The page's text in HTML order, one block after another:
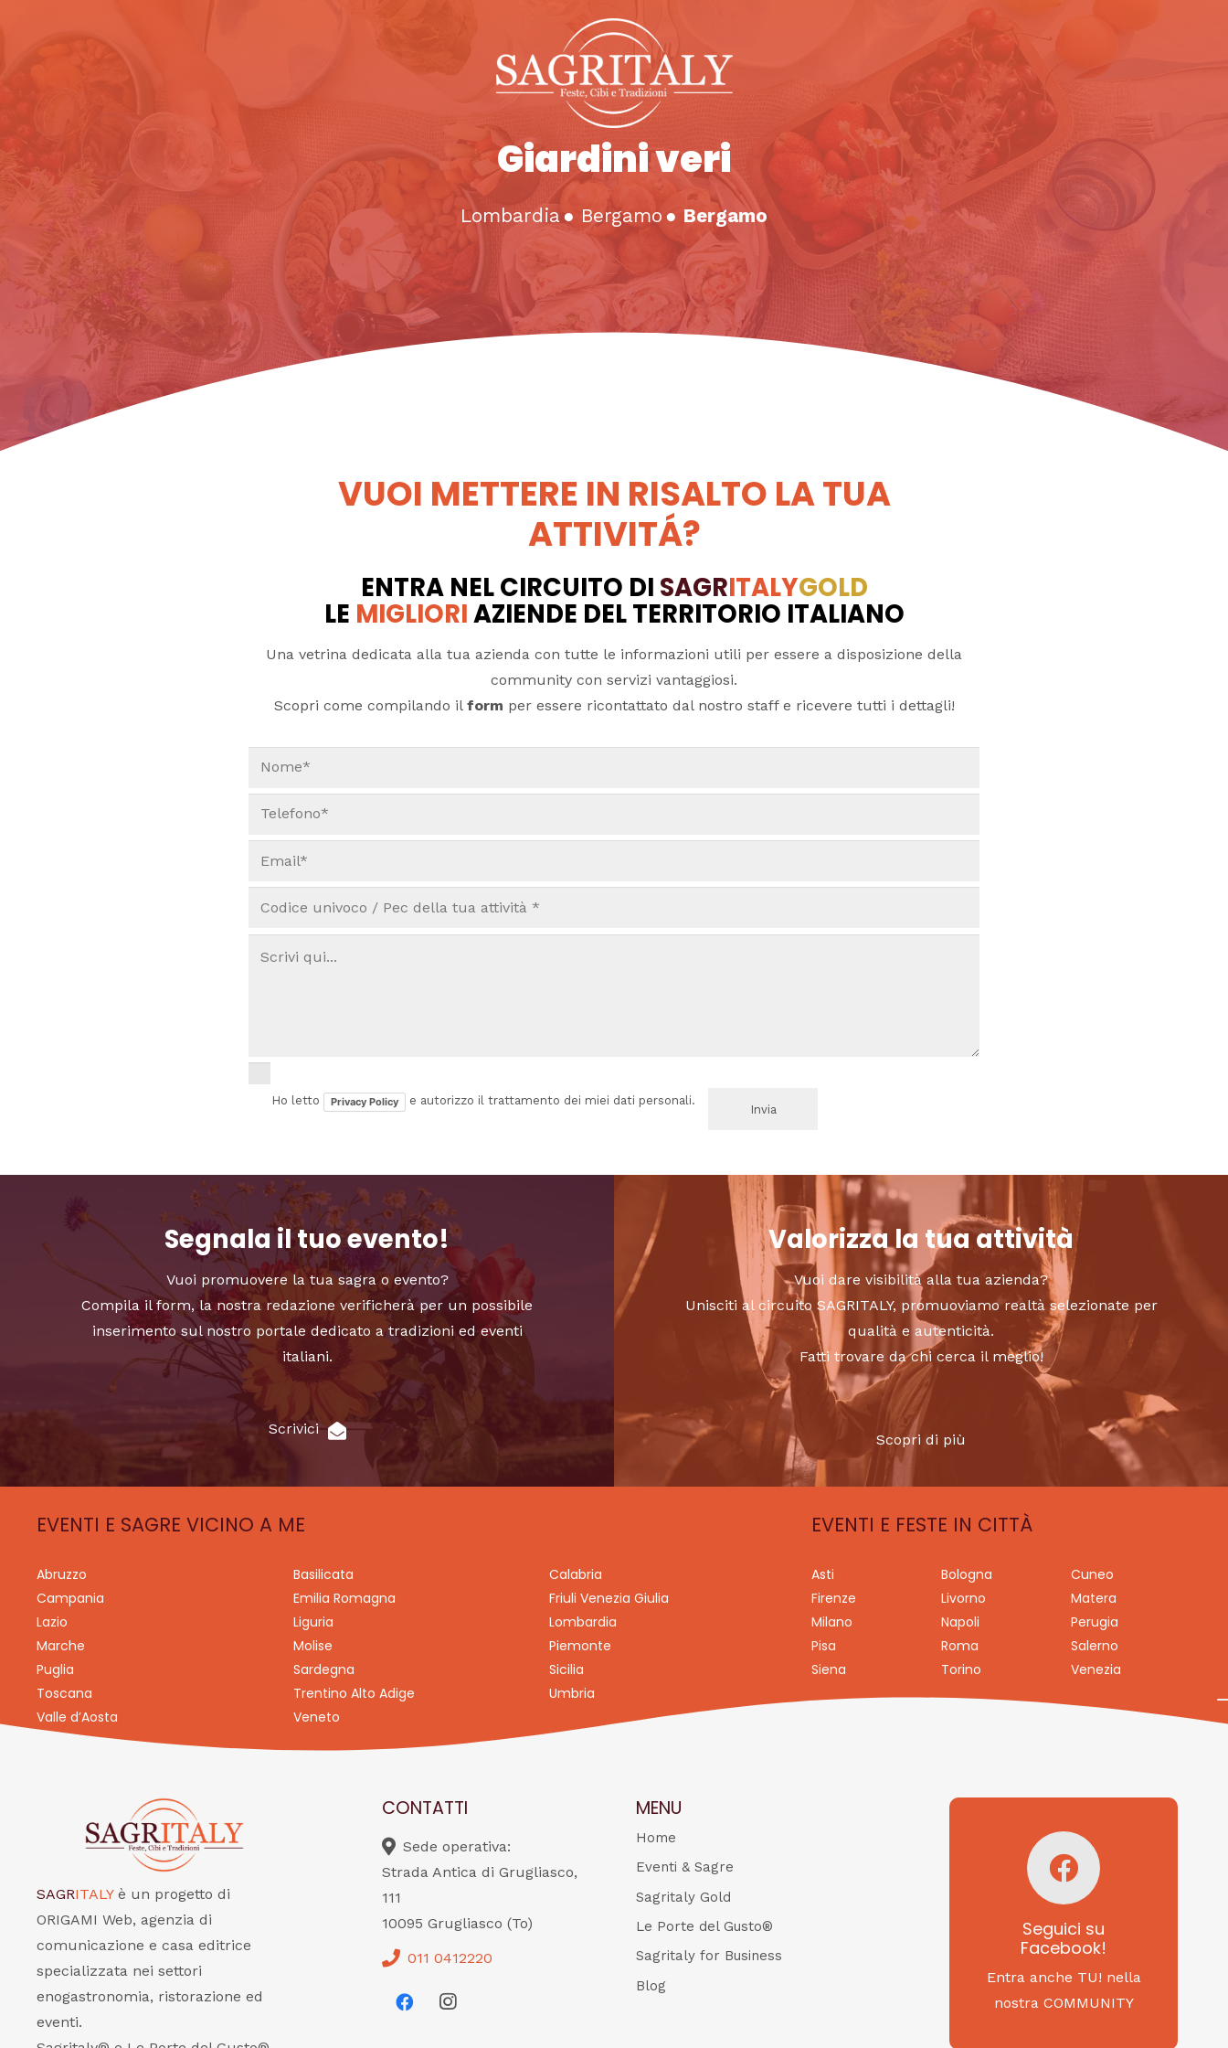
Giardini veri
Lombardia● Bergamo ● Bergamo
VUOI METTERE IN RISALTO LA TUA
ATTIVITÁ?
ENTRA NEL CIRCUITO DI SAGRITALYGOLD
LE MIGLIORIAZIENDE DEL TERRITORIO ITALIANO
Una vetrina dedicata alla tua azienda con tutte le informazioni utili per essere a disposizione della
community con servizi vantaggiosi.
Scopri come compilando il form per essere ricontattato dal nostro staff e ricevere tutti i dettagli!
Ho letto Privacy Policy e autorizzo il trattamento dei miei dati personali.
Segnala il tuo evento!
Vuoi promuovere la tua sagra o evento?
Compila il form, la nostra redazione verificherà per un possibile
inserimento sul nostro portale dedicato a tradizioni ed eventi
italiani.
Scrivici
Valorizza la tua attività
Vuoi dare visibilità alla tua azienda?
Unisciti al circuito SAGRITALY, promuoviamo realtà selezionate per
qualità e autenticità.
Fatti trovare da chi cerca il meglio!
Scopri di più
EVENTI E SAGRE VICINO A ME
Abruzzo Basilicata
Calabria
Campania
Emilia Romagna
Friuli Venezia Giulia
Lazio
Liguria
Lombardia
Marche
Molise
Piemonte
Puglia
Sardegna
Sicilia
Toscana
Trentino Alto Adige
Umbria
Valle d’Aosta
Veneto
EVENTI E FESTE IN CITTÀ
Asti Bologna
Cuneo
Firenze
Livorno
Matera
Milano
Napoli
Perugia
Pisa
Roma
Salerno
Siena
Torino Venezia
SAGRITALY è un progetto di
ORIGAMI Web, agenzia di
comunicazione e casa editrice
specializzata nei settori
enogastronomia, ristorazione ed
eventi.
CONTATTI
Sede operativa:
Strada Antica di Grugliasco,
111
10095 Grugliasco (To)
011 0412220
MENU
Home
Eventi & Sagre
Sagritaly Gold
Le Porte del Gusto®
Sagritaly for Business
Blog
Seguici su
Facebook!
Entra anche TU! nella
nostra COMMUNITY
Seguici su
Facebook!
SAGRITALY
Feste, cibi e tradizioni
da Nord a Sud...